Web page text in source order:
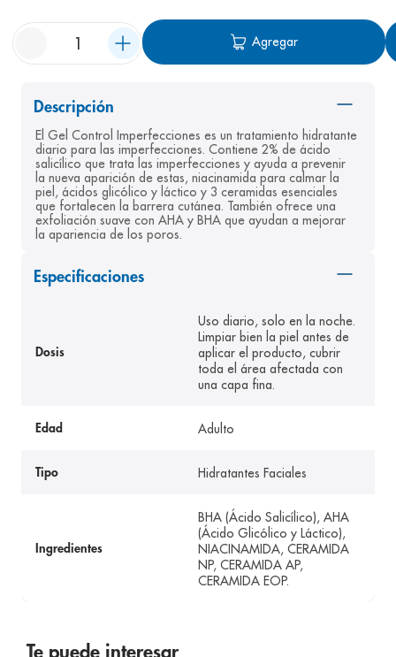
Agregar
Descripción
El Gel Control Imperfecciones es un tratamiento hidratante
diario para las imperfecciones. Contiene 2% de ácido
salicílico que trata las imperfecciones y ayuda a prevenir
la nueva aparición de estas, niacinamida para calmar la
piel, ácidos glicólico y láctico y 3 ceramidas esenciales
que fortalecen la barrera cutánea. También ofrece una
exfoliación suave con AHA y BHA que ayudan a mejorar
la apariencia de los poros.
Especificaciones
Dosis
Uso diario, solo en la noche.
Limpiar bien la piel antes de
aplicar el producto, cubrir
toda el área afectada con
una capa fina.
Edad Adulto
Tipo Hidratantes Faciales
Ingredientes
BHA (Ácido Salicílico), AHA
(Ácido Glicólico y Láctico),
NIACINAMIDA, CERAMIDA
NP, CERAMIDA AP,
CERAMIDA EOP.
Te puede interesar
nivea
6. shampoo
7 bioderma
8 . panolini
9. pediasure
10 desodorante